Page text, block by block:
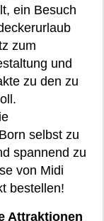
ein Besuch
zum
und
zu den zu
selbst zu
spannend zu
von Midi
bestellen!
Attraktionen